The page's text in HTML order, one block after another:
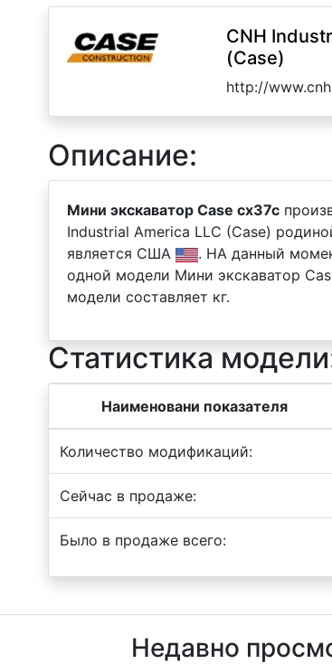
CNH
(Case)
http://
Описание:
Мини экскаватор Case cx37c
Industrial America LLC (Case)
является США
. НА данный
одной модели Мини экскаватор
модели составляет кг.
Статистика
Наименовани показателя
Количество модификаций:
Сейчас в продаже:
Было в продаже всего:
Недавно